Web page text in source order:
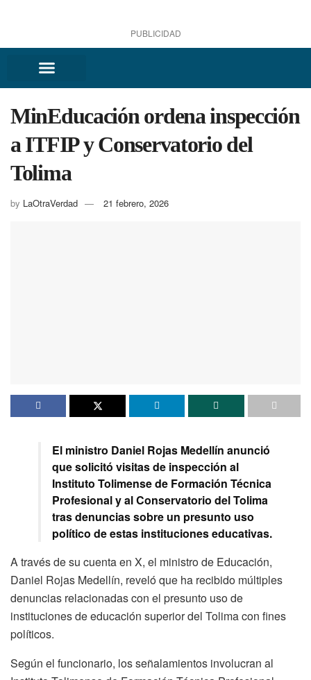
PUBLICIDAD
MinEducación ordena inspección
a ITFIP y Conservatorio del
Tolima
by LaOtraVerdad 21 febrero, 2026
El ministro Daniel Rojas Medellín anunció
que solicitó visitas de inspección al
Instituto Tolimense de Formación Técnica
Profesional y al Conservatorio del Tolima
tras denuncias sobre un presunto uso
político de estas instituciones educativas.
A través de su cuenta en X, el ministro de Educación,
Daniel Rojas Medellín, reveló que ha recibido múltiples
denuncias relacionadas con el presunto uso de
instituciones de educación superior del Tolima con fines
políticos.
Según el funcionario, los señalamientos involucran al